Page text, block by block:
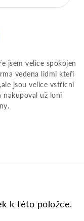
jsem velice spokojen
vedena lidmi kteři
jsou velice vstřicni
už loni
k této položce.